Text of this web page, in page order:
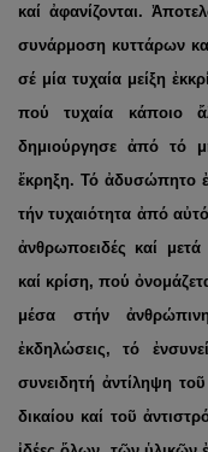
καί ἀφανίζονται.
συνάρμοση κυττάρων
σέ μία τυχαία μείξη
πού τυχαία κάποιο
δημιούργησε ἀπό τό
ἔκρηξη. Τό ἀδυσώπητο
τήν τυχαιότητα ἀπό
ἀνθρωποειδές καί
καί κρίση, πού
μέσα στήν
ἐκδηλώσεις, τό
συνειδητή ἀντίληψη
δικαίου καί τοῦ